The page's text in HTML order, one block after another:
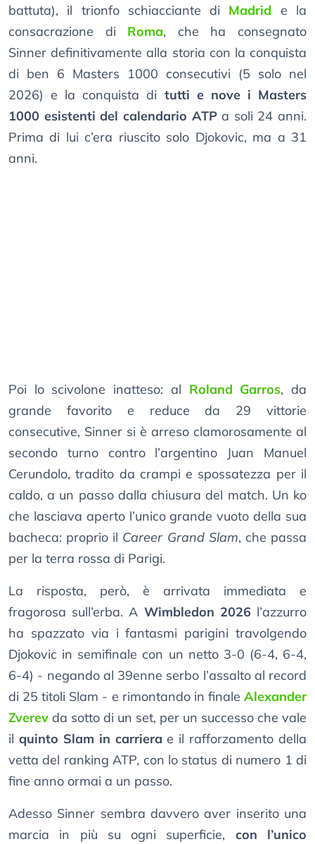
battuta), il trionfo schiacciante di Madrid e la
consacrazione di Roma, che ha consegnato
Sinner definitivamente alla storia con la conquista
di ben 6 Masters 1000 consecutivi (5 solo nel
2026) e la conquista di tutti e nove i Masters
1000 esistenti del calendario ATPa soli 24 anni.
Prima di lui c’era riuscito solo Djokovic, ma a 31
anni.
Poi lo scivolone inatteso: al Roland Garros, da
grande favorito e reduce da 29 vittorie
consecutive, Sinner si è arreso clamorosamente al
secondo turno contro l’argentino Juan Manuel
Cerundolo, tradito da crampi e spossatezza per il
caldo, a un passo dalla chiusura del match. Un ko
che lasciava aperto l’unico grande vuoto della sua
bacheca: proprio il Career Grand Slam, che passa
per la terra rossa di Parigi.
La risposta, però, è arrivata immediata e
fragorosa sull’erba. A Wimbledon 2026 l’azzurro
ha spazzato via i fantasmi parigini travolgendo
Djokovic in semifinale con un netto 3-0 (6-4, 6-4,
6-4) - negando al 39enne serbo l’assalto al record
di 25 titoli Slam - e rimontando in finale Alexander
Zverev da sotto di un set, per un successo che vale
il quinto Slam in carriera e il rafforzamento della
vetta del ranking ATP, con lo status di numero 1 di
fine anno ormai a un passo.
Adesso Sinner sembra davvero aver inserito una
marcia in più su ogni superficie, con l’unico